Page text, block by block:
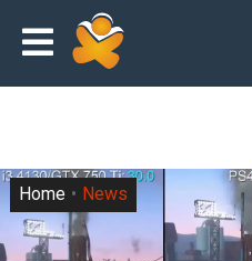
Home News